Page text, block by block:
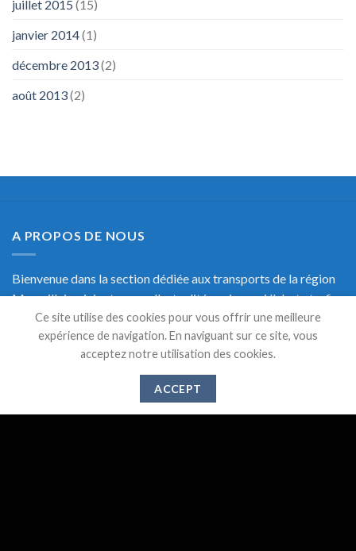
juillet 2015 (15)
janvier 2014(1)
décembre 2013(2)
août 2013(2)
A PROPOS DE NOUS
Bienvenue dans la section dédiée aux transports de la région
Marseillaise, ici retrouvez l'actualité, mais aussi l'alerte trafic
en temps réel et une documentation précise sur les transports
de Marseille.
Ce site utilise des cookies pour vous offrir une meilleure
expérience de navigation. En naviguant sur ce site, vous
acceptez notre utilisation des cookies.
ACCEPT